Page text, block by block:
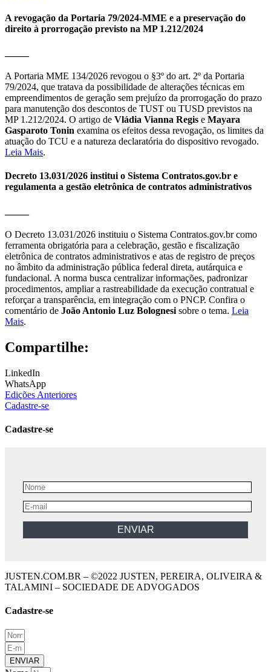
A revogação da Portaria 79/2024-MME e a preservação do
direito à prorrogação previsto na MP 1.212/2024
A Portaria MME 134/2026 revogou o §3º do art. 2º da Portaria
79/2024, que tratava da possibilidade de alterações técnicas em
empreendimentos de geração sem prejuízo da prorrogação do prazo
para manutenção dos descontos de TUST ou TUSD previstos na
MP 1.212/2024. O artigo de Vládia Vianna Regis e Mayara
Gasparoto Tonin examina os efeitos dessa revogação, os limites da
atuação do TCU e a natureza declaratória do dispositivo revogado.
Leia Mais.
Decreto 13.031/2026 institui o Sistema Contratos.gov.br e
regulamenta a gestão eletrônica de contratos administrativos
O Decreto 13.031/2026 instituiu o Sistema Contratos.gov.br como
ferramenta obrigatória para a celebração, gestão e fiscalização
eletrônica de contratos administrativos e atas de registro de preços
no âmbito da administração pública federal direta, autárquica e
fundacional. A norma busca centralizar informações, padronizar
procedimentos, ampliar a rastreabilidade da execução contratual e
reforçar a transparência, em integração com o PNCP. Confira o
comentário de João Antonio Luz Bolognesi sobre o tema. Leia
Mais.
Compartilhe:
LinkedIn
WhatsApp
Edições Anteriores
Cadastre-se
Cadastre-se
JUSTEN.COM.BR – ©2022 JUSTEN, PEREIRA, OLIVEIRA &
TALAMINI – SOCIEDADE DE ADVOGADOS
Cadastre-se
ENVIAR